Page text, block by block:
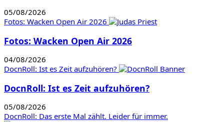
05/08/2026
Fotos: Wacken Open Air 2026
Fotos: Wacken Open Air 2026
04/08/2026
DocnRoll: Ist es Zeit aufzuhören?
DocnRoll: Ist es Zeit aufzuhören?
05/08/2026
DocnRoll: Das erste Mal zählt. Leider für immer.